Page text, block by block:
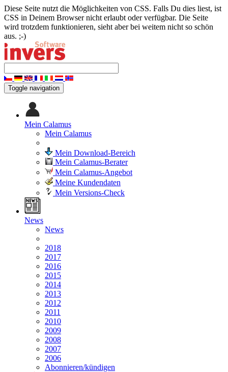
Diese Seite nutzt die Möglichkeiten von CSS. Falls Du dies liest, ist
CSS in Deinem Browser nicht erlaubt oder verfügbar. Die Seite
wird trotzdem funktionieren, sieht aber bei weitem nicht so schön
aus. ;-)
Toggle navigation
Mein Calamus
Mein Calamus
Mein Download-Bereich
Mein Calamus-Berater
Mein Calamus-Angebot
Meine Kundendaten
Mein Versions-Check
News
News
2018
2017
2016
2015
2014
2013
2012
2011
2010
2009
2008
2007
2006
Abonnieren/kündigen